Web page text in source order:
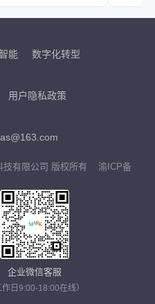
能
数字化转型
用户隐私政策
有限公司 版权所有
渝ICP备
企业微信客服
作日9:00-18:00在线）